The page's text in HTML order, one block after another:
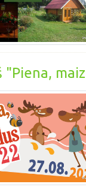
"Piena,